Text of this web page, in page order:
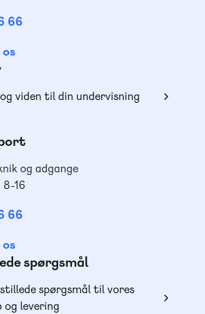
66
viden til din undervisning
og adgange
8-16
66
spørgsmål
spørgsmål til vores
og levering